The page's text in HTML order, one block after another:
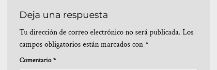
Deja una respuesta
Tu dirección de correo electrónico no será publicada. Los
campos obligatorios están marcados con*
Comentario*